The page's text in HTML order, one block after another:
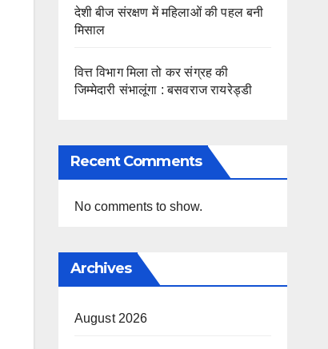
देशी बीज संरक्षण में महिलाओं की पहल बनी
मिसाल
वित्त विभाग मिला तो कर संग्रह की
जिम्मेदारी संभालूंगा : बसवराज रायरेड्डी
Recent Comments
No comments to show.
Archives
August 2026